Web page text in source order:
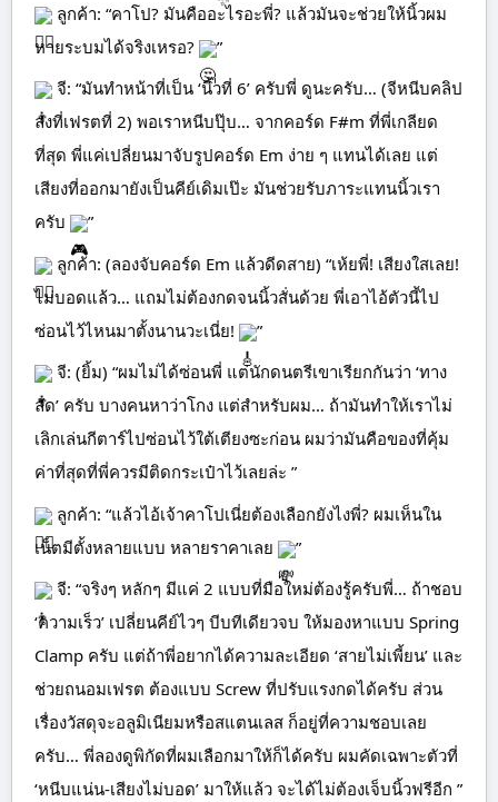
ลูกค้า: “คาโป? มันคืออะไรอะพี่? แล้วมันจะช่วยให้นิ้วผม
หายระบมได้จริงเหรอ?
”
จี: “มันทำหน้าที่เป็น ‘นิ้วที่ 6’ ครับพี่ ดูนะครับ… (จีหนีบคลิป
ลงที่เฟรตที่ 2) พอเราหนีบปุ๊บ… จากคอร์ด F#m ที่พี่เกลียด
ที่สุด พี่แค่เปลี่ยนมาจับรูปคอร์ด Em ง่าย ๆ แทนได้เลย แต่
เสียงที่ออกมายังเป็นคีย์เดิมเป๊ะ มันช่วยรับภาระแทนนิ้วเรา
ครับ
”
ลูกค้า: (ลองจับคอร์ด Em แล้วดีดสาย) “เห้ยพี่! เสียงใสเลย!
ไม่บอดแล้ว… แถมไม่ต้องกดจนนิ้วสั่นด้วย พี่เอาไอ้ตัวนี้ไป
ซ่อนไว้ไหนมาตั้งนานวะเนี่ย!
”
จี: (ยิ้ม) “ผมไม่ได้ซ่อนพี่ แต่นักดนตรีเขาเรียกกันว่า ‘ทาง
ลัด’ ครับ บางคนหาว่าโกง แต่สำหรับผม… ถ้ามันทำให้เราไม่
เลิกเล่นกีตาร์ไปซ่อนไว้ใต้เตียงซะก่อน ผมว่ามันคือของที่คุ้ม
ค่าที่สุดที่พี่ควรมีติดกระเป๋าไว้เลยล่ะ ”
ลูกค้า: “แล้วไอ้เจ้าคาโปเนี่ยต้องเลือกยังไงพี่? ผมเห็นใน
เน็ตมีตั้งหลายแบบ หลายราคาเลย
”
จี: “จริงๆ หลักๆ มีแค่ 2 แบบที่มือใหม่ต้องรู้ครับพี่… ถ้าชอบ
‘ความเร็ว’ เปลี่ยนคีย์ไวๆ บีบทีเดียวจบ ให้มองหาแบบ Spring
Clamp ครับ แต่ถ้าพี่อยากได้ความละเอียด ‘สายไม่เพี้ยน’ และ
ช่วยถนอมเฟรต ต้องแบบ Screw ที่ปรับแรงกดได้ครับ ส่วน
เรื่องวัสดุจะอลูมิเนียมหรือสแตนเลส ก็อยู่ที่ความชอบเลย
ครับ… พี่ลองดูพิกัดที่ผมเลือกมาให้ก็ได้ครับ ผมคัดเฉพาะตัวที่
‘หนีบแน่น-เสียงไม่บอด’ มาให้แล้ว จะได้ไม่ต้องเจ็บนิ้วฟรีอีก ”